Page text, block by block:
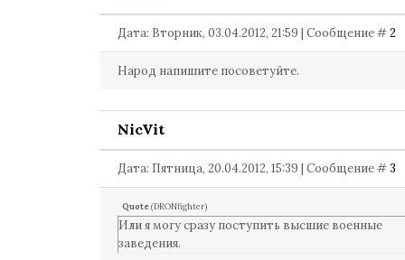
Дата: Вторник, 03.04.2012, 21:59 | Сообщение #2
Народ напишите посоветуйте.
NicVit
Дата: Пятница, 20.04.2012, 15:39 | Сообщение #3
Quote(DRONfighter)
Или я могу сразу поступить высшие военные
заведения.